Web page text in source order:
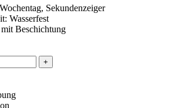
Sekundenzeiger
Wasserfest
mit Beschichtung
+